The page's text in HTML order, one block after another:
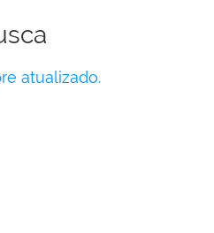
atualizado.